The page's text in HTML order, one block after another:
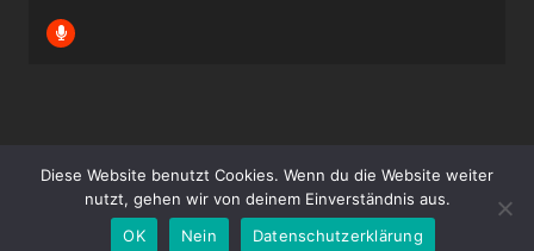
Copyright ©2026 Tim Gössler | Alle Rechte vorbehalten.
Impressum
Datenschutz
Diese Website benutzt Cookies. Wenn du die Website weiter
nutzt, gehen wir von deinem Einverständnis aus.
OK
Nein Datenschutzerklärung